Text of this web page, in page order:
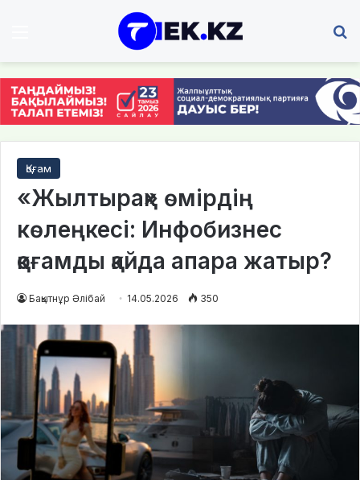
Қоғам
«Жылтырақ» өмірдің
көлеңкесі: Инфобизнес
қоғамды қайда апара жатыр?
Бақытнұр Әлібай 14.05.2026 350